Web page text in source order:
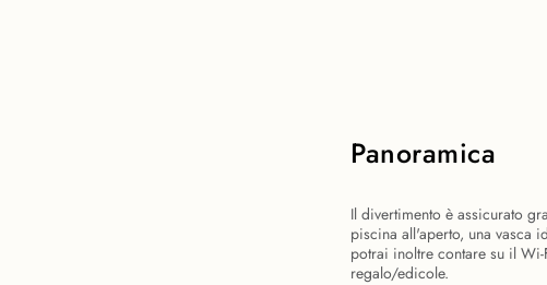
Panoramica
Il divertimento è assicurato
piscina all'aperto, una vasca
potrai inoltre contare su il
regalo/edicole.